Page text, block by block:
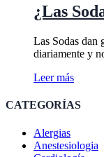
¿Las
Las Sodas dan
diariamente y
Leer más
CATEGORÍAS
Alergias
Anestesiologia